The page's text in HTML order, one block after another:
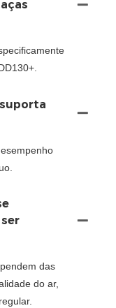
das
do ar,